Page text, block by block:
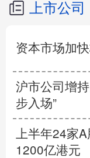
上市公司
资本市场加
沪市公司增
步入场”
上半年24家
1200亿港元